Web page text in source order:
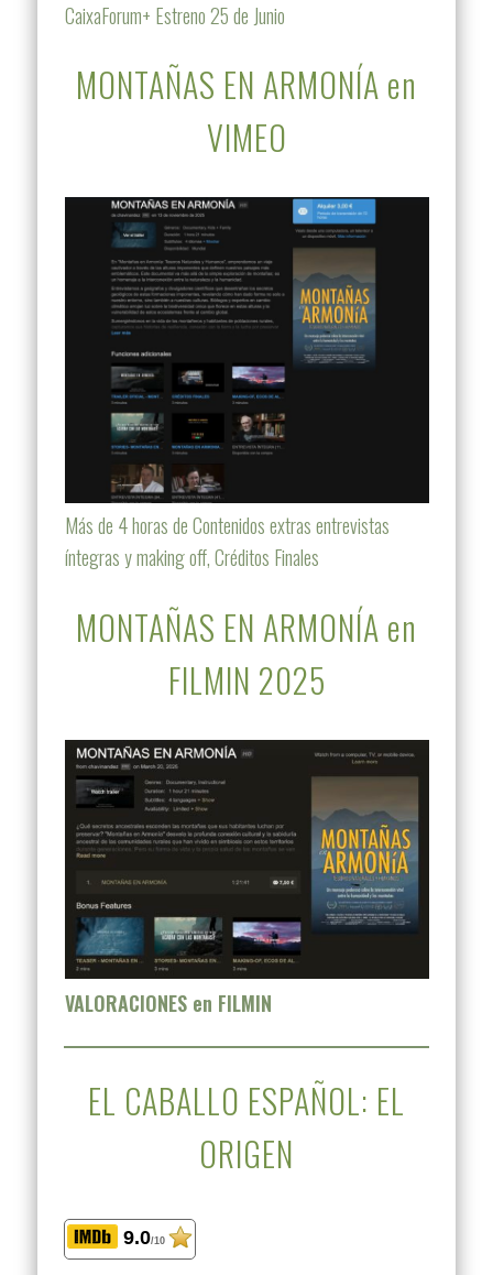
CaixaForum+ Estreno 25 de Junio
MONTAÑAS EN ARMONÍA en
VIMEO
Más de 4 horas de Contenidos extras entrevistas
íntegras y making off, Créditos Finales
MONTAÑAS EN ARMONÍA en
FILMIN 2025
VALORACIONES en FILMIN
EL CABALLO ESPAÑOL: EL
ORIGEN
9.0/10